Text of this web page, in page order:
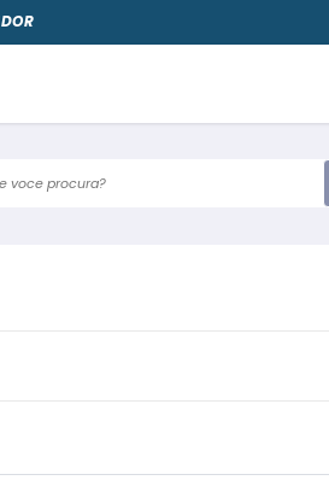
voce procura?